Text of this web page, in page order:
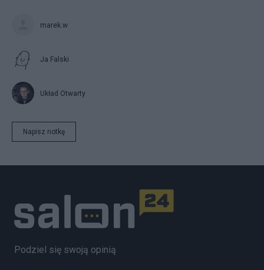
marek.w
Ja Falski
Układ Otwarty
Napisz notkę
Podziel się swoją opinią